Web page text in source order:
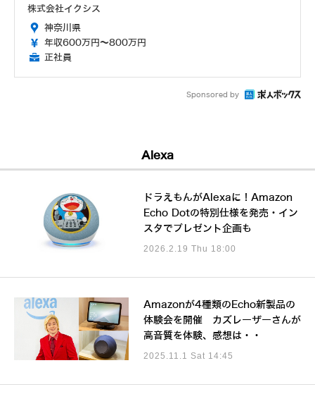
株式会社イクシス
神奈川県
年収600万円～800万円
正社員
Sponsored by
Alexa
ドラえもんがAlexaに！Amazon
Echo Dotの特別仕様を発売・イン
スタでプレゼント企画も
2026.2.19 Thu 18:00
Amazonが4種類のEcho新製品の
体験会を開催 カズレーザーさんが
高音質を体験、感想は・・
2025.11.1 Sat 14:45